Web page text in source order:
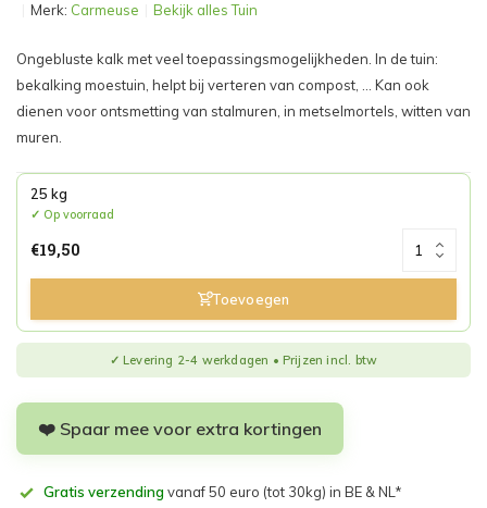
Merk: Carmeuse Bekijk alles Tuin
Ongebluste kalk met veel toepassingsmogelijkheden. In de tuin:
bekalking moestuin, helpt bij verteren van compost, ... Kan ook
dienen voor ontsmetting van stalmuren, in metselmortels, witten van
muren.
25 kg
Op voorraad
€19,50
❤️ Spaar mee voor extra kortingen
Gratis verzending vanaf 50 euro (tot 30kg) in BE & NL*